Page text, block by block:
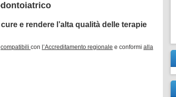
e rendere l’alta qualità delle terapie
compatibili con l’Accreditamento regionale e conformi alla